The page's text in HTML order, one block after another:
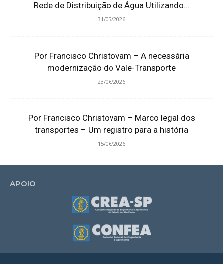
Rede de Distribuição de Água Utilizando...
31/07/2026
Por Francisco Christovam – A necessária
modernização do Vale-Transporte
23/06/2026
Por Francisco Christovam – Marco legal dos
transportes – Um registro para a história
15/06/2026
APOIO